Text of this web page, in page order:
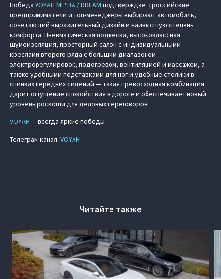
Победа VOYAH МЕЧТА / DREAM подтверждает: российские
предприниматели и топ-менеджеры выбирают автомобиль,
сочетающий выразительный дизайн и наивысшую степень
комфорта. Пневматическая подвеска, высококлассная
шумоизоляция, просторный салон с индивидуальными
креслами второго ряда с большим диапазоном
электрорегулировок, подогревом, вентиляцией и массажем, а
также удобными подставками для ног и удобные столики в
спинках передних сидений — такая превосходная комбинация
дарит ощущение спокойствия в дороге и обеспечивает новый
уровень роскоши для деловых переговоров.
VOYAH — всегда яркие победы .
Телеграм-канал: VOYAH
Читайте также